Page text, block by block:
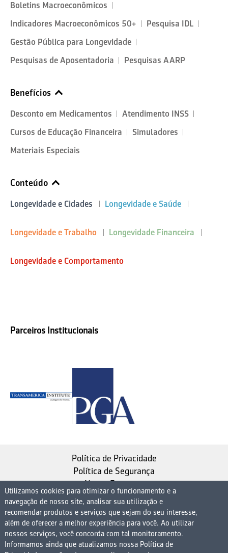
Boletins Macroeconômicos
Indicadores Macroeconômicos 50+
Pesquisa IDL
Gestão Pública para Longevidade
Pesquisas de Aposentadoria
Pesquisas AARP
Benefícios
Desconto em Medicamentos
Atendimento INSS
Cursos de Educação Financeira
Simuladores
Materiais Especiais
Conteúdo
Longevidade e Cidades Longevidade e Saúde
Longevidade e Trabalho Longevidade Financeira
Longevidade e Comportamento
Parceiros Institucionais
Política de Privacidade
Política de Segurança
Nosso Estatuto
Instituto de Longevidade MAG, uma empresa do
Grupo MAG
| CNPJ 08.474.765/0001-75
Avenida Presidente Juscelino Kubitschek, 1830, 15º
Utilizamos cookies para otimizar o funcionamento e a
navegação de nosso site, analisar sua utilização e
recomendar produtos e serviços que sejam do seu interesse,
além de oferecer a melhor experiência para você. Ao utilizar
nossos serviços, você concorda com tal monitoramento.
Informamos ainda que atualizamos nossa Política de